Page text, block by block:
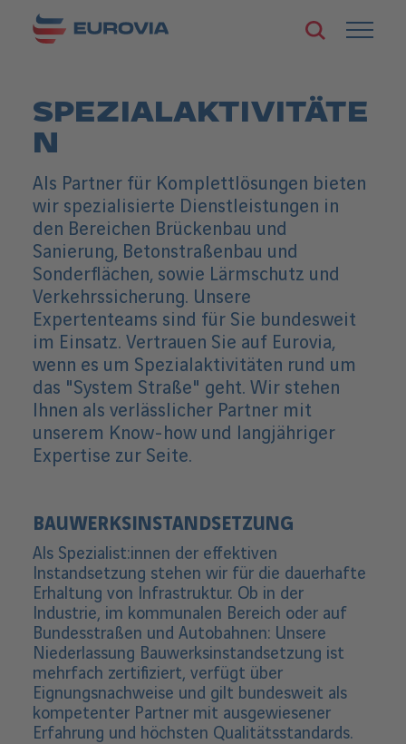
Seiteninhalt
springen
Startseite
S
u
e
ö
e
n
H
t
n
g
SPEZIALAKTIVITÄTE
N
Als Partner für Komplettlösungen bieten
wir spezialisierte Dienstleistungen in
den Bereichen Brückenbau und
Sanierung, Betonstraßenbau und
Sonderflächen, sowie Lärmschutz und
Verkehrssicherung. Unsere
Expertenteams sind für Sie bundesweit
im Einsatz. Vertrauen Sie auf Eurovia,
wenn es um Spezialaktivitäten rund um
das "System Straße" geht. Wir stehen
Ihnen als verlässlicher Partner mit
unserem Know-how und langjähriger
Expertise zur Seite.
BAUWERKSINSTANDSETZUNG
Als Spezialist:innen der effektiven
Instandsetzung stehen wir für die dauerhafte
Erhaltung von Infrastruktur. Ob in der
Industrie, im kommunalen Bereich oder auf
Bundesstraßen und Autobahnen: Unsere
Niederlassung Bauwerksinstandsetzung ist
mehrfach zertifiziert, verfügt über
Eignungsnachweise und gilt bundesweit als
kompetenter Partner mit ausgewiesener
Erfahrung und höchsten Qualitätsstandards.